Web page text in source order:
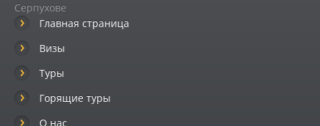
Серпухове
Главная страница
Визы
Туры
Горящие туры
О нас